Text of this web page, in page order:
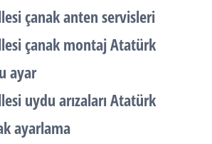
çanak anten servisleri
çanak montaj Atatürk
ayar
uydu arızaları Atatürk
ayarlama